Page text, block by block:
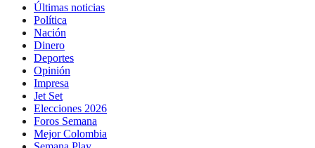
Últimas noticias
Política
Nación
Dinero
Deportes
Opinión
Impresa
Jet Set
Elecciones 2026
Foros Semana
Mejor Colombia